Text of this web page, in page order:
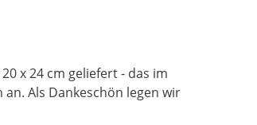
sind Pflichtfelder.
x 24 cm geliefert - das im
Als Dankeschön legen wir